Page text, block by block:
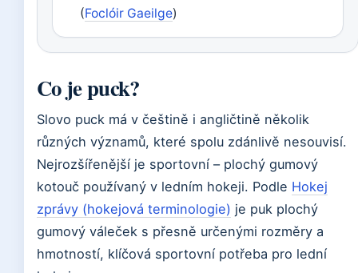
(Foclóir Gaeilge)
Co je puck?
Slovo puck má v češtině i angličtině několik
různých významů, které spolu zdánlivě nesouvisí.
Nejrozšířenější je sportovní – plochý gumový
kotouč používaný v ledním hokeji. Podle Hokej
zprávy (hokejová terminologie) je puk plochý
gumový váleček s přesně určenými rozměry a
hmotností, klíčová sportovní potřeba pro lední